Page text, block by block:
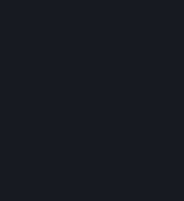
Μπορείτε να ζητήσετε
είδους βοήθεια για τις